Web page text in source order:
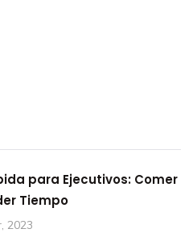
para Ejecutivos: Comer
Tiempo
2023